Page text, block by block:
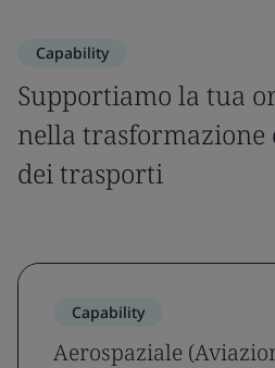
Capability
Supportiamo la tua
nella trasformazione
dei trasporti
Capability
Aerospaziale